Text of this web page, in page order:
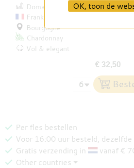
Domaine Barraud
Frankrijk
Bourgogne
Chardonnay
Vol & elegant
€ 32,50
Per fles bestellen
Voor 16:00 uur besteld, dezelfde
Gratis verzending in
vanaf €
Other countries ⏷
OK, toon de